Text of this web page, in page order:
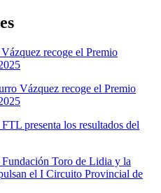
recoge el Premio
Vázquez recoge el Premio
presenta los resultados del
Toro de Lidia y la
el I Circuito Provincial de